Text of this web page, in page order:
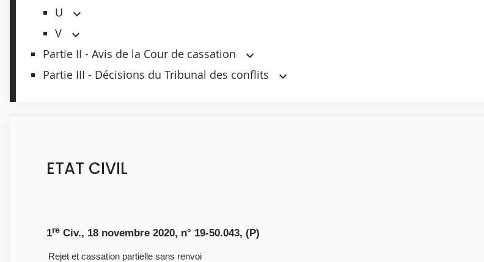
U
V
Partie II - Avis de la Cour de cassation
Partie III - Décisions du Tribunal des conflits
ETAT CIVIL
1re Civ., 18 novembre 2020, n° 19-50.043, (P)
Rejet et cassation partielle sans renvoi